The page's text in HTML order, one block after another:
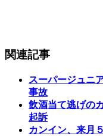
関連記事
スーパージュニ
事故
飲酒当て逃げの
起訴
カンイン、来月